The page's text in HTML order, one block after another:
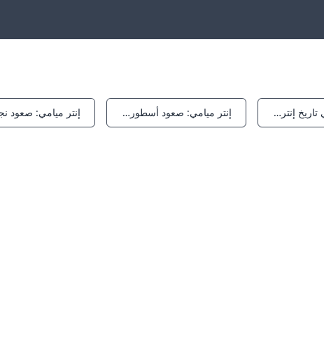
أكبر خسارة في تاريخ إنتر ميامي Notifications إنتر ميامي: صعود أسطورة ميسي في الدوري الأمريكي Notifications